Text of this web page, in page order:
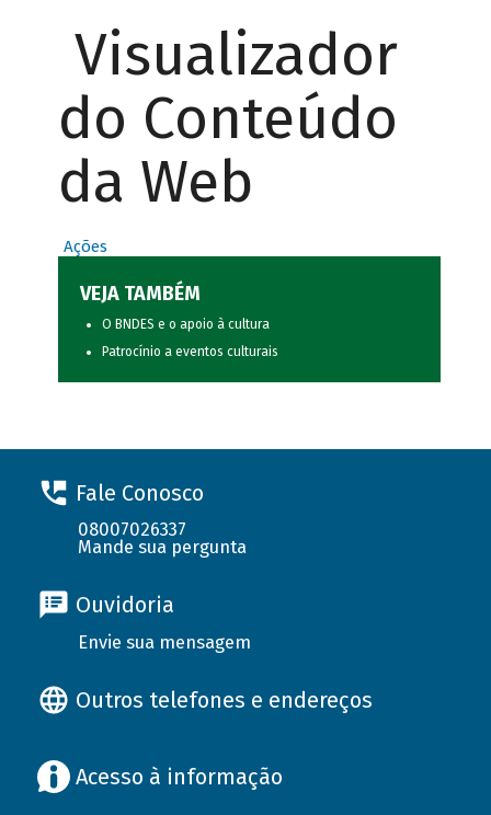
Visualizador
do Conteúdo
da Web
Ações
VEJA TAMBÉM
O BNDES e o apoio à cultura
Patrocínio a eventos culturais
Fale Conosco
08007026337
Mande sua pergunta
Ouvidoria
Envie sua mensagem
Outros telefones e endereços
Acesso à informação